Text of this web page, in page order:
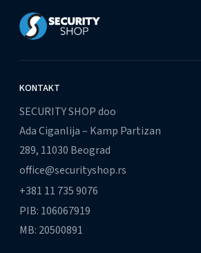
KONTAKT
SECURITY SHOP doo
Ada Ciganlija – Kamp Partizan
289, 11030 Beograd
office@securityshop.rs
+381 11 735 9076
PIB: 106067919
MB: 20500891